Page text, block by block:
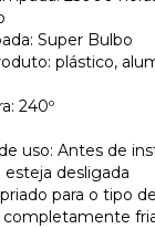
Super Bulbo
plástico,
240º
uso: Antes de
desligada
para o tipo
completamente